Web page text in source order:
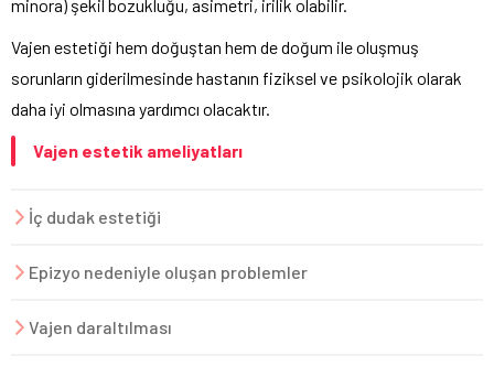
minora) şekil bozukluğu, asimetri, irilik olabilir.
Vajen estetiği hem doğuştan hem de doğum ile oluşmuş
sorunların giderilmesinde hastanın fiziksel ve psikolojik olarak
daha iyi olmasına yardımcı olacaktır.
Vajen estetik ameliyatları
İç dudak estetiği
Epizyo nedeniyle oluşan problemler
Vajen daraltılması